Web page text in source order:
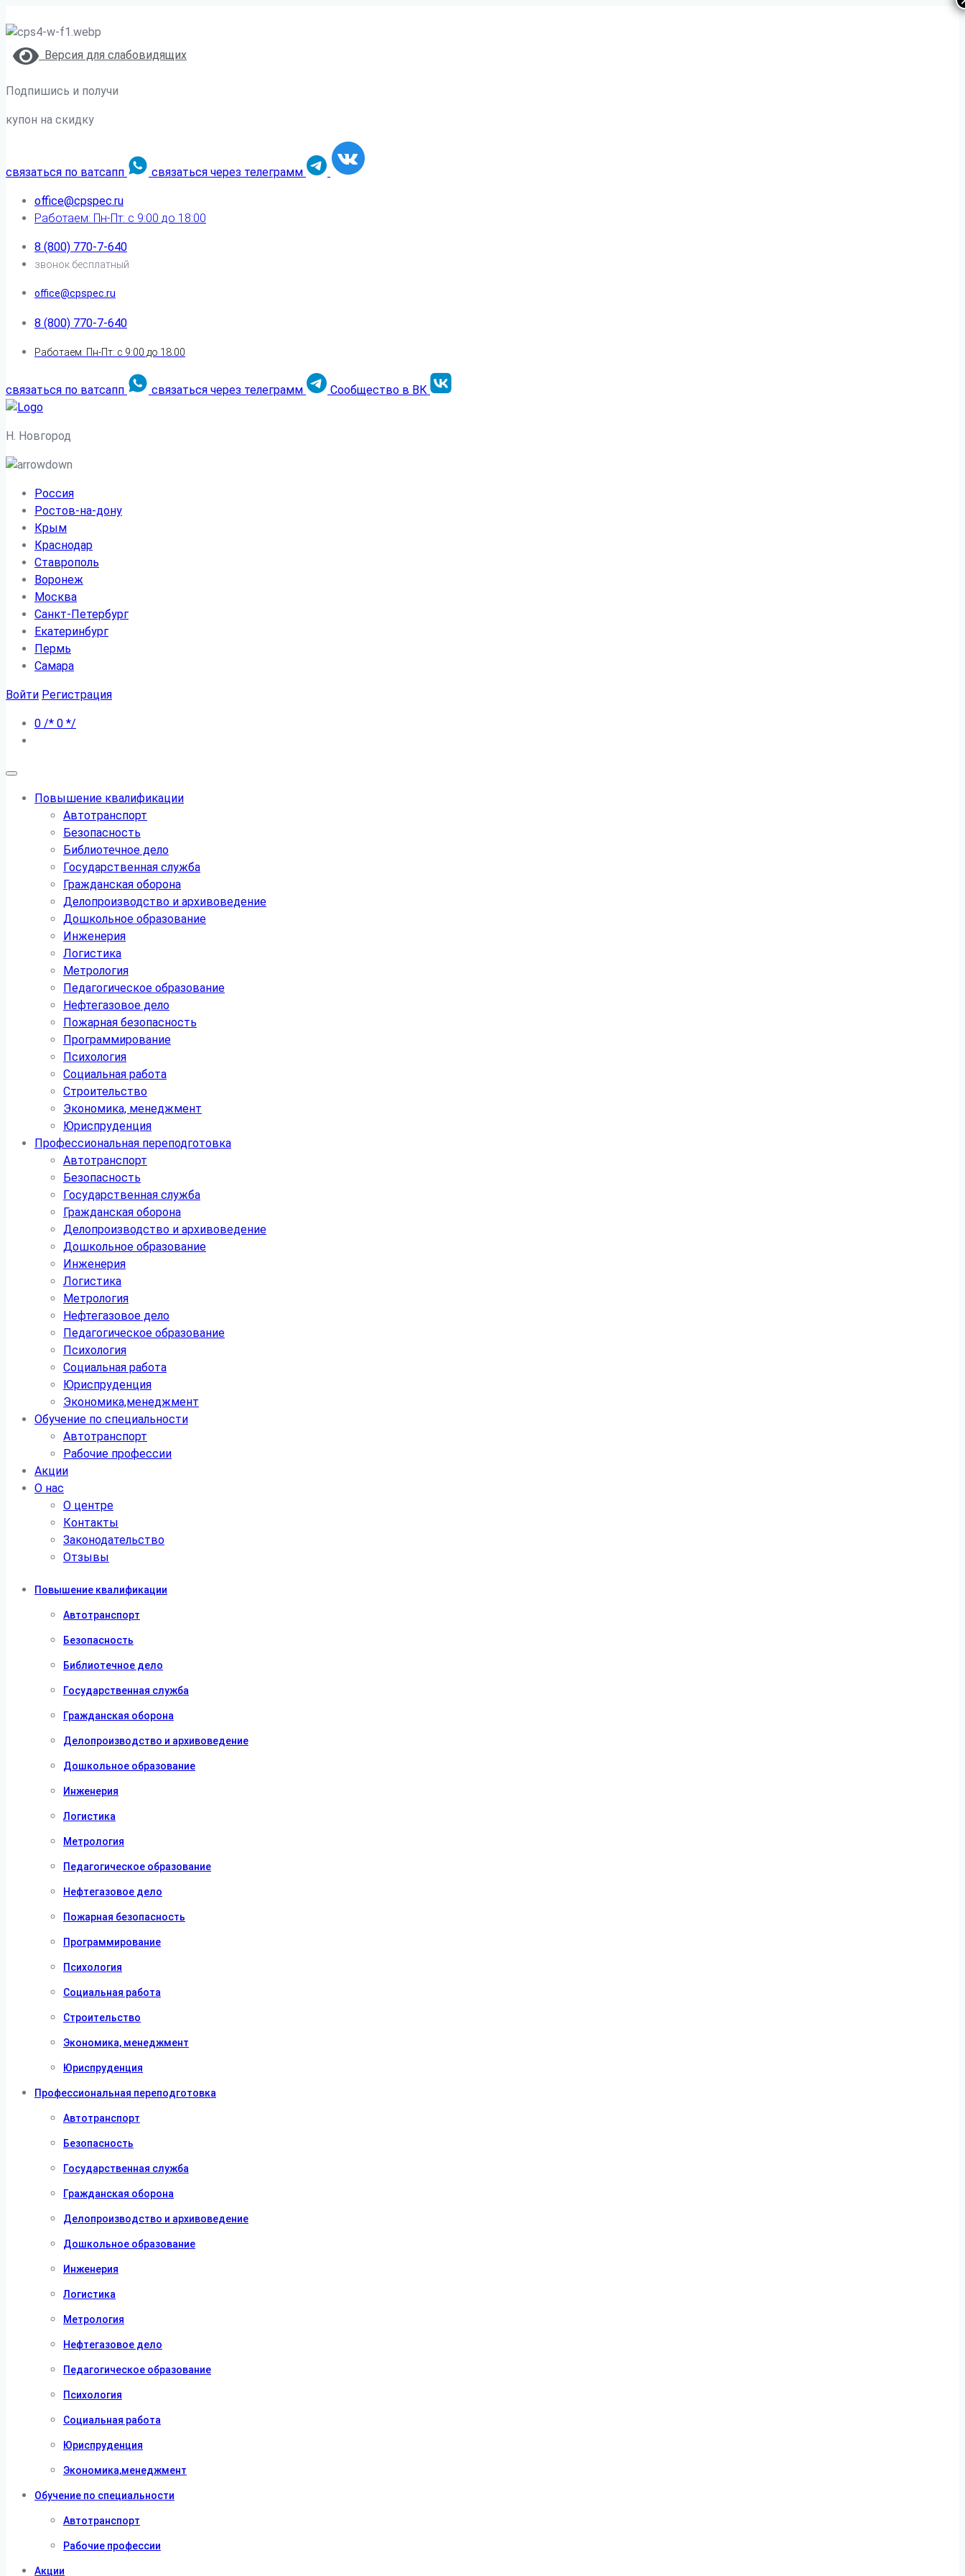
Версия для слабовидящих
Подпишись и получи
купон на скидку
связаться по ватсапп связаться через телеграмм
office@cpspec.ru
Работаем: Пн-Пт: с 9:00 до 18:00
8 (800) 770-7-640
звонок бесплатный
office@cpspec.ru
8 (800) 770-7-640
Работаем: Пн-Пт: с 9:00 до 18:00
связаться по ватсапп связаться через телеграмм Сообщество в ВК
Н. Новгород
Россия
Ростов-на-дону
Крым
Краснодар
Ставрополь
Воронеж
Москва
Санкт-Петербург
Екатеринбург
Пермь
Самара
Войти Регистрация
0 /* 0 */
Повышение квалификации
Автотранспорт
Безопасность
Библиотечное дело
Государственная служба
Гражданская оборона
Делопроизводство и архивоведение
Дошкольное образование
Инженерия
Логистика
Метрология
Педагогическое образование
Нефтегазовое дело
Пожарная безопасность
Программирование
Психология
Социальная работа
Строительство
Экономика, менеджмент
Юриспруденция
Профессиональная переподготовка
Автотранспорт
Безопасность
Государственная служба
Гражданская оборона
Делопроизводство и архивоведение
Дошкольное образование
Инженерия
Логистика
Метрология
Нефтегазовое дело
Педагогическое образование
Психология
Социальная работа
Юриспруденция
Экономика,менеджмент
Обучение по специальности
Автотранспорт
Рабочие профессии
Акции
О нас
О центре
Контакты
Законодательство
Отзывы
Повышение квалификации
Автотранспорт
Безопасность
Библиотечное дело
Государственная служба
Гражданская оборона
Делопроизводство и архивоведение
Дошкольное образование
Инженерия
Логистика
Метрология
Педагогическое образование
Нефтегазовое дело
Пожарная безопасность
Программирование
Психология
Социальная работа
Строительство
Экономика, менеджмент
Юриспруденция
Профессиональная переподготовка
Автотранспорт
Безопасность
Государственная служба
Гражданская оборона
Делопроизводство и архивоведение
Дошкольное образование
Инженерия
Логистика
Метрология
Нефтегазовое дело
Педагогическое образование
Психология
Социальная работа
Юриспруденция
Экономика,менеджмент
Обучение по специальности
Автотранспорт
Рабочие профессии
Акции